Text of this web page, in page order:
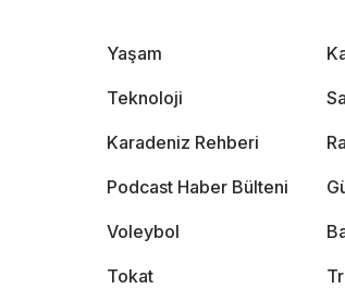
Yaşam
Teknoloji
Karadeniz Rehberi
Podcast Haber Bülteni
Voleybol
Tokat